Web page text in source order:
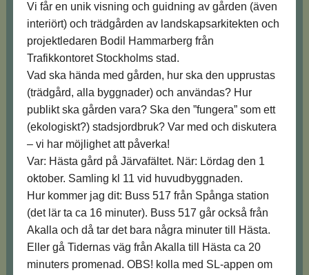
Vi får en unik visning och guidning av gården (även
interiört) och trädgården av landskapsarkitekten och
projektledaren Bodil Hammarberg från
Trafikkontoret Stockholms stad.
Vad ska hända med gården, hur ska den upprustas
(trädgård, alla byggnader) och användas? Hur
publikt ska gården vara? Ska den ”fungera” som ett
(ekologiskt?) stadsjordbruk? Var med och diskutera
– vi har möjlighet att påverka!
Var: Hästa gård på Järvafältet. När: Lördag den 1
oktober. Samling kl 11 vid huvudbyggnaden.
Hur kommer jag dit: Buss 517 från Spånga station
(det lär ta ca 16 minuter). Buss 517 går också från
Akalla och då tar det bara några minuter till Hästa.
Eller gå Tidernas väg från Akalla till Hästa ca 20
minuters promenad. OBS! kolla med SL-appen om